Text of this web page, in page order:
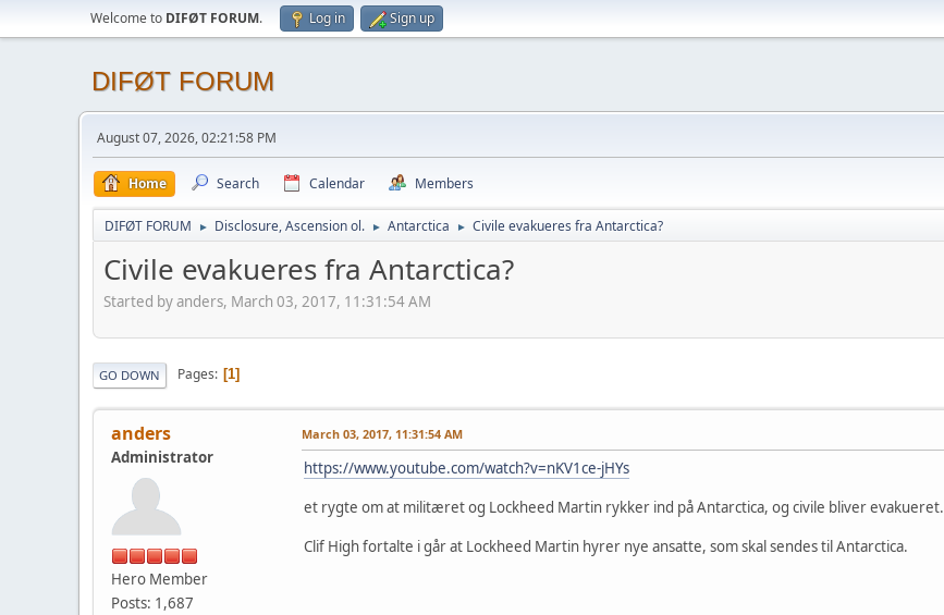
Welcome to DIFØT FORUM. Log in Sign up
DIFØT FORUM
August 07, 2026, 02:21:58 PM
Home Search Calendar Members
DIFØT FORUM ► Disclosure, Ascension ol. ► Antarctica ► Civile evakueres fra Antarctica?
Civile evakueres fra Antarctica?
Started by anders, March 03, 2017, 11:31:54 AM
GO DOWN Pages 1
anders
Administrator
Hero Member
Posts: 1,687
March 03, 2017, 11:31:54 AM
https://www.youtube.com/watch?v=nKV1ce-jHYs
et rygte om at militæret og Lockheed Martin rykker ind på Antarctica, og civile bliver evakueret.
Clif High fortalte i går at Lockheed Martin hyrer nye ansatte, som skal sendes til Antarctica.